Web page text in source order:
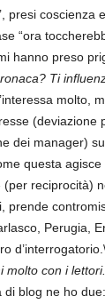
presi coscienza
“ora
hanno preso
Ti
molto,
(deviazione
dei manager)
questa
(per reciprocità)
prende
Perugia,
molto con i
di blog ne ho